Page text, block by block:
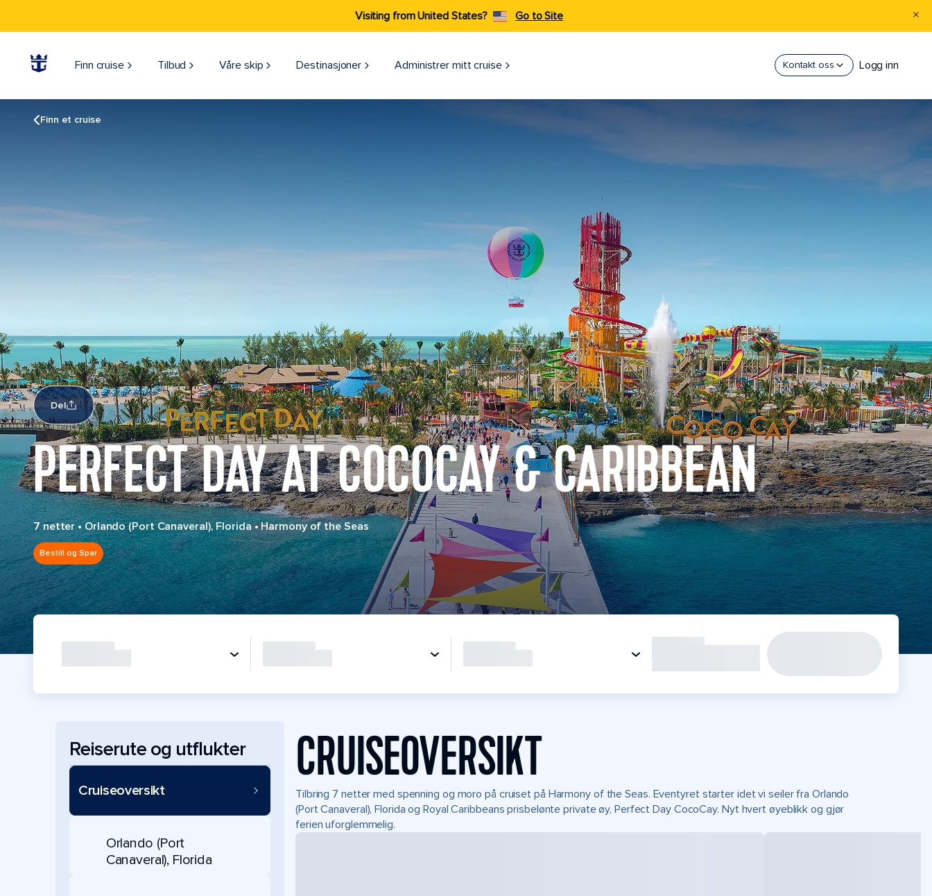
Visiting from United States? Go to Site
Finn cruise Tilbud Våre skip Destinasjoner Administrer mitt cruise Kontakt oss Logg inn
Finn et cruise
Del
PERFECT DAY AT COCOCAY & CARIBBEAN
7 netter•Orlando (Port Canaveral), Florida•Harmony of the Seas
Bestill og Spar
Reiserute og utflukter
Cruiseoversikt
Orlando (Port
Canaveral), Florida
CRUISEOVERSIKT
Tilbring 7 netter med spenning og moro på cruiset på Harmony of the Seas. Eventyret starter idet vi seiler fra Orlando
(Port Canaveral), Florida og Royal Caribbeans prisbelønte private øy, Perfect Day CocoCay. Nyt hvert øyeblikk og gjør
ferien uforglemmelig.